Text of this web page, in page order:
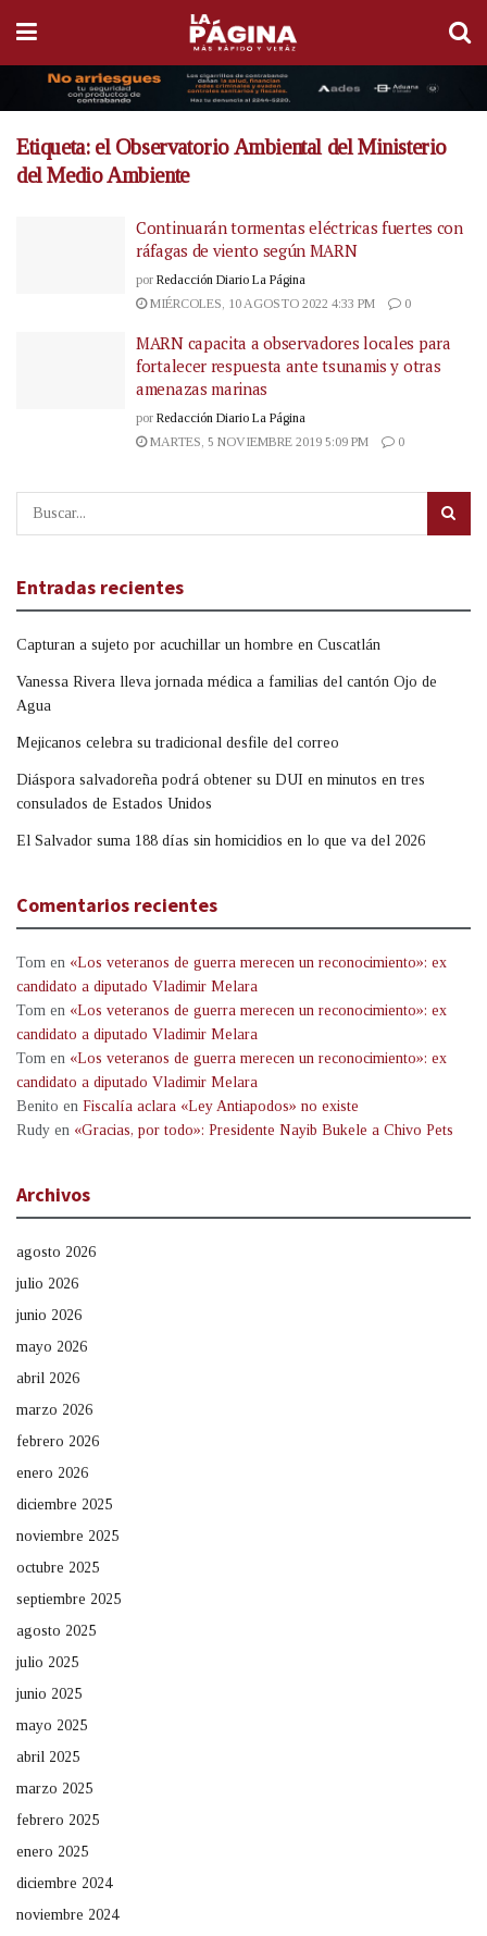
Etiqueta: el Observatorio Ambiental del Ministerio
del Medio Ambiente
Continuarán tormentas eléctricas fuertes con
ráfagas de viento según MARN
por Redacción Diario La Página
MIÉRCOLES, 10 AGOSTO 2022 4:33 PM
0
MARN capacita a observadores locales para
fortalecer respuesta ante tsunamis y otras
amenazas marinas
por Redacción Diario La Página
MARTES, 5 NOVIEMBRE 2019 5:09 PM
0
Entradas recientes
Capturan a sujeto por acuchillar un hombre en Cuscatlán
Vanessa Rivera lleva jornada médica a familias del cantón Ojo de
Agua
Mejicanos celebra su tradicional desfile del correo
Diáspora salvadoreña podrá obtener su DUI en minutos en tres
consulados de Estados Unidos
El Salvador suma 188 días sin homicidios en lo que va del 2026
Comentarios recientes
Tom en «Los veteranos de guerra merecen un reconocimiento»: ex
candidato a diputado Vladimir Melara
Tom en «Los veteranos de guerra merecen un reconocimiento»: ex
candidato a diputado Vladimir Melara
Tom en «Los veteranos de guerra merecen un reconocimiento»: ex
candidato a diputado Vladimir Melara
Benito en Fiscalía aclara «Ley Antiapodos» no existe
Rudy en «Gracias, por todo»: Presidente Nayib Bukele a Chivo Pets
Archivos
agosto 2026
julio 2026
junio 2026
mayo 2026
abril 2026
marzo 2026
febrero 2026
enero 2026
diciembre 2025
noviembre 2025
octubre 2025
septiembre 2025
agosto 2025
julio 2025
junio 2025
mayo 2025
abril 2025
marzo 2025
febrero 2025
enero 2025
diciembre 2024
noviembre 2024